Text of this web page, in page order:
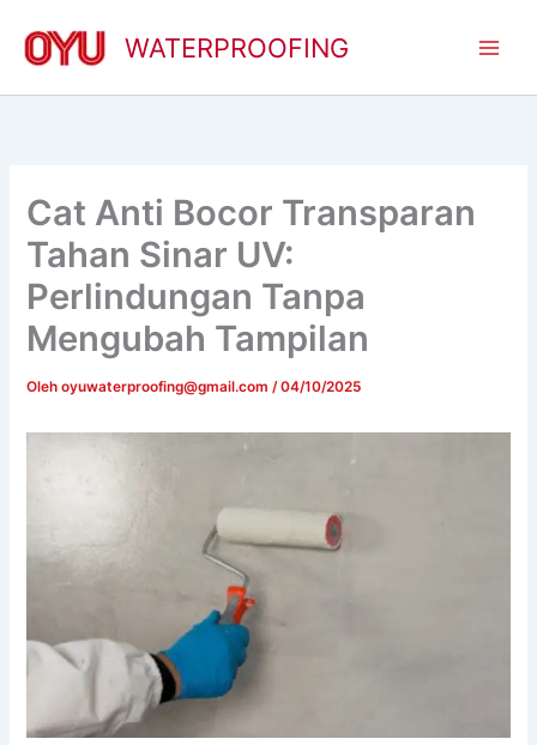
konten
WATERPROOFING
Cat Anti Bocor Transparan
Tahan Sinar UV:
Perlindungan Tanpa
Mengubah Tampilan
Olehoyuwaterproofing@gmail.com/04/10/2025